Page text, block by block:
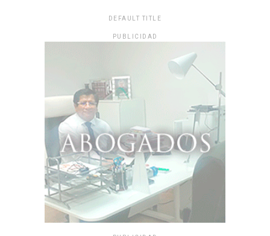
DEFAULT TITLE
PUBLICIDAD